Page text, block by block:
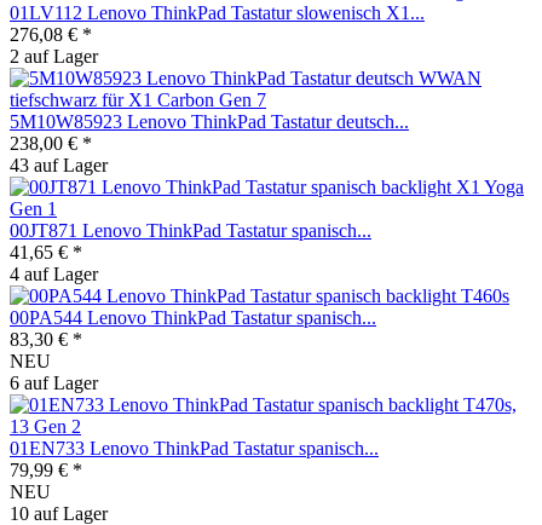
01LV112 Lenovo ThinkPad Tastatur slowenisch X1...
276,08 € *
2 auf Lager
5M10W85923 Lenovo ThinkPad Tastatur deutsch...
238,00 € *
43 auf Lager
00JT871 Lenovo ThinkPad Tastatur spanisch...
41,65 € *
4 auf Lager
00PA544 Lenovo ThinkPad Tastatur spanisch...
83,30 € *
NEU
6 auf Lager
01EN733 Lenovo ThinkPad Tastatur spanisch...
79,99 € *
NEU
10 auf Lager